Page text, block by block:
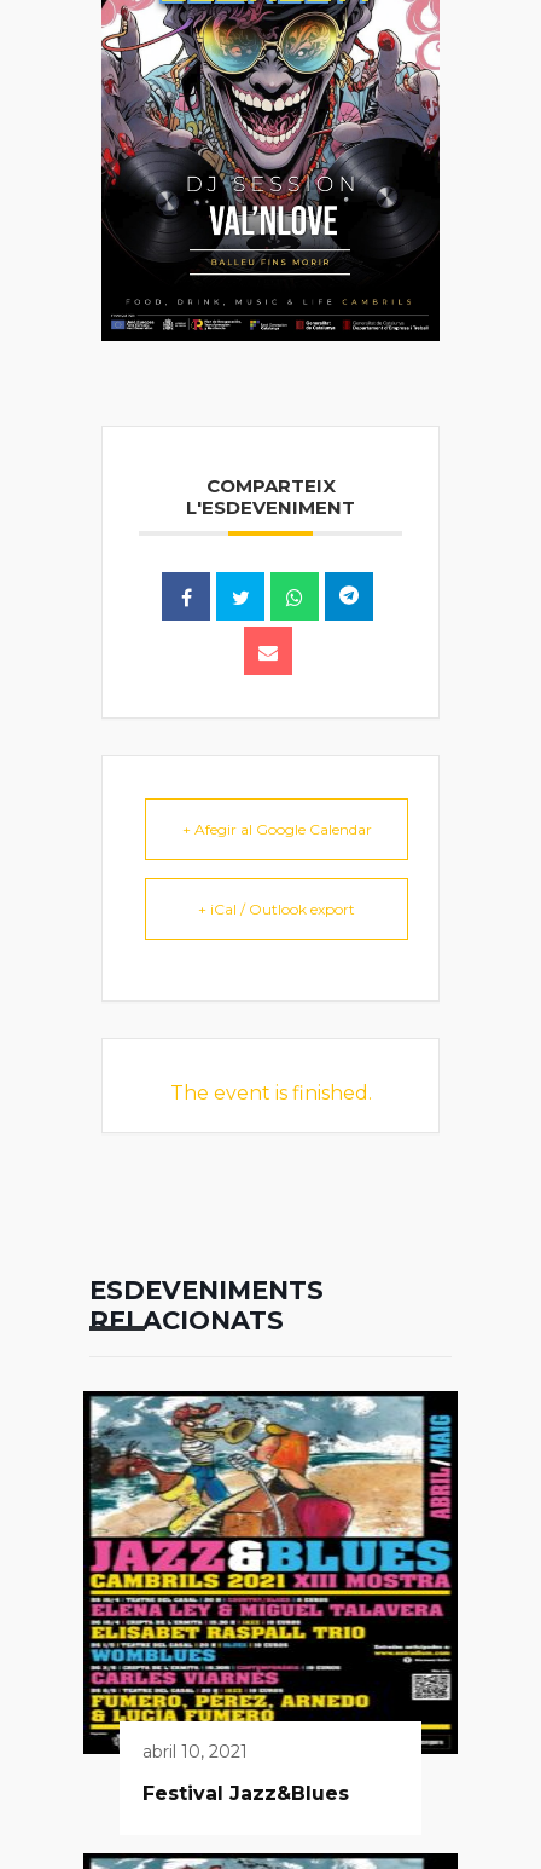
COMPARTEIX
L'ESDEVENIMENT
+ Afegir al Google Calendar
+ iCal / Outlook export
The event is finished.
ESDEVENIMENTS
RELACIONATS
abril 10, 2021
Festival Jazz&Blues